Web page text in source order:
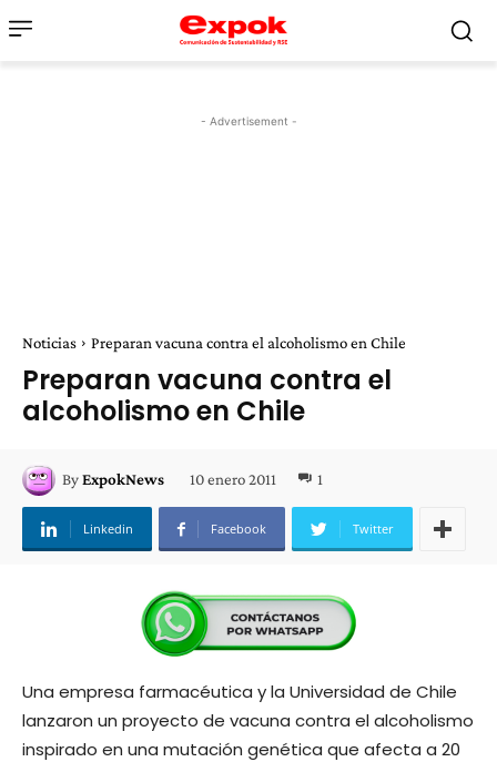
- Advertisement -
Noticias Preparan vacuna contra el alcoholismo en Chile
Preparan vacuna contra el
alcoholismo en Chile
ByExpokNews 10 enero 2011 1
Linkedin Facebook Twitter
Una empresa farmacéutica y la Universidad de Chile
lanzaron un proyecto de vacuna contra el alcoholismo
inspirado en una mutación genética que afecta a 20